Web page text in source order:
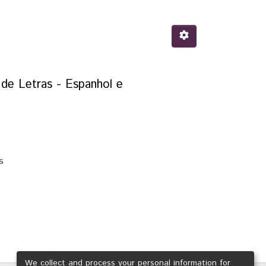
Letras - Espanhol e
We collect and process your personal information for